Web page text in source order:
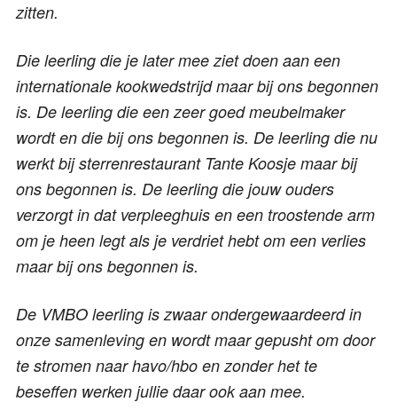
zitten.
Die leerling die je later mee ziet doen aan een
internationale kookwedstrijd maar bij ons begonnen
is. De leerling die een zeer goed meubelmaker
wordt en die bij ons begonnen is. De leerling die nu
werkt bij sterrenrestaurant Tante Koosje maar bij
ons begonnen is. De leerling die jouw ouders
verzorgt in dat verpleeghuis en een troostende arm
om je heen legt als je verdriet hebt om een verlies
maar bij ons begonnen is.
De VMBO leerling is zwaar ondergewaardeerd in
onze samenleving en wordt maar gepusht om door
te stromen naar havo/hbo en zonder het te
beseffen werken jullie daar ook aan mee.